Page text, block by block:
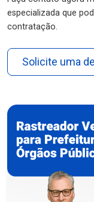
especializada que
contratação.
Solicite uma